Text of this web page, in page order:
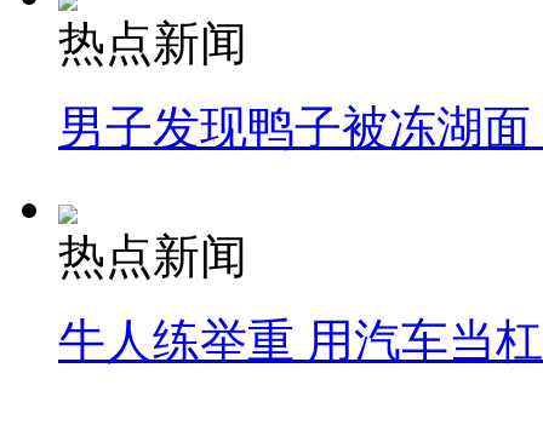
热点新闻
男子发现鸭子被冻湖
热点新闻
牛人练举重 用汽车当